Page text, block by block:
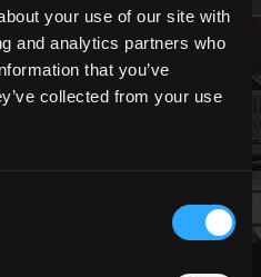
your use of our site with
and analytics partners who
that you’ve
collected from your use
pour extérieur
OUTDOOR